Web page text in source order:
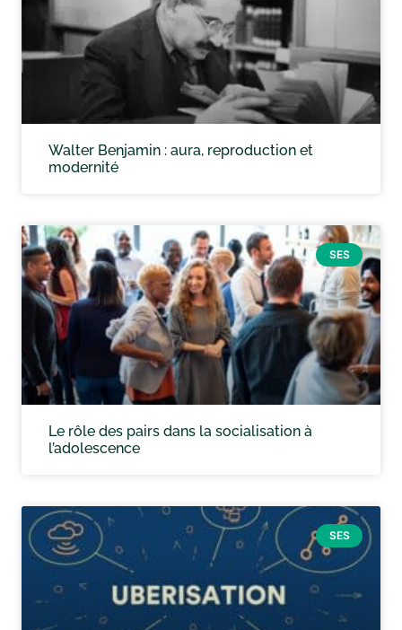
Walter Benjamin : aura, reproduction et
modernité
SES
Le rôle des pairs dans la socialisation à
l’adolescence
SES